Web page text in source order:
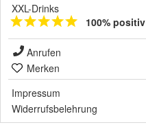
XXL-Drinks
100% positiv
Anrufen
Merken
Impressum
Widerrufsbelehrung